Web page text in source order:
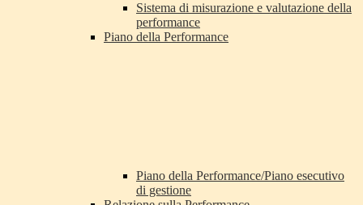
Sistema di misurazione e valutazione della
performance
Piano della Performance
Piano della Performance/Piano esecutivo
di gestione